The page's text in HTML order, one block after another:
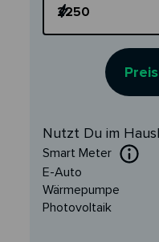
Nutzt Du im
Smart Meter
E-Auto
Wärmepumpe
Photovoltaik